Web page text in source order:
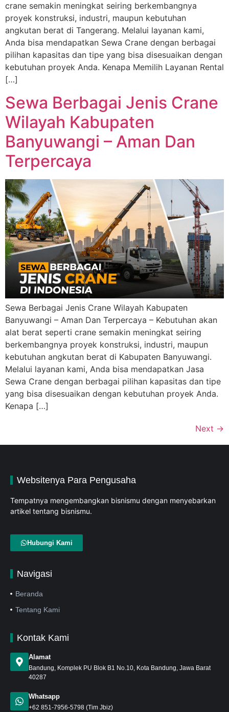
crane semakin meningkat seiring berkembangnya
proyek konstruksi, industri, maupun kebutuhan
angkutan berat di Tangerang. Melalui layanan kami,
Anda bisa mendapatkan Sewa Crane dengan berbagai
pilihan kapasitas dan tipe yang bisa disesuaikan dengan
kebutuhan proyek Anda. Kenapa Memilih Layanan Rental
[…]
Sewa Berbagai Jenis Crane
Wilayah Kabupaten
Banyuwangi – Aman Dan
Terpercaya
Sewa Berbagai Jenis Crane Wilayah Kabupaten
Banyuwangi – Aman Dan Terpercaya – Kebutuhan akan
alat berat seperti crane semakin meningkat seiring
berkembangnya proyek konstruksi, industri, maupun
kebutuhan angkutan berat di Kabupaten Banyuwangi.
Melalui layanan kami, Anda bisa mendapatkan Jasa
Sewa Crane dengan berbagai pilihan kapasitas dan tipe
yang bisa disesuaikan dengan kebutuhan proyek Anda.
Kenapa […]
Next →
Websitenya Para Pengusaha
Tempatnya mengembangkan bisnismu dengan menyebarkan
artikel tentang bisnismu.
Hubungi Kami
Navigasi
Beranda
Tentang Kami
Kontak Kami
Alamat
Bandung , Komplek PU Blok B1 No.10, Kota Bandung, Jawa Barat
40287
Whatsapp
+62 851-7956-5798 (Tim Jbiz)